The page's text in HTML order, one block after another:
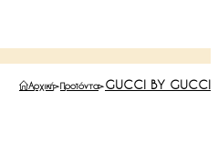
Αρχική>Προϊόντα>GUCCI BY GUCCI